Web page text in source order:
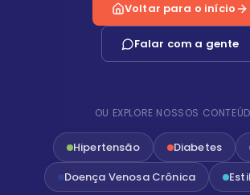
Voltar para o início
Falar com a gente
OU EXPLORE NOSSOS
Hipertensão Diabetes
Doença Venosa Crônica